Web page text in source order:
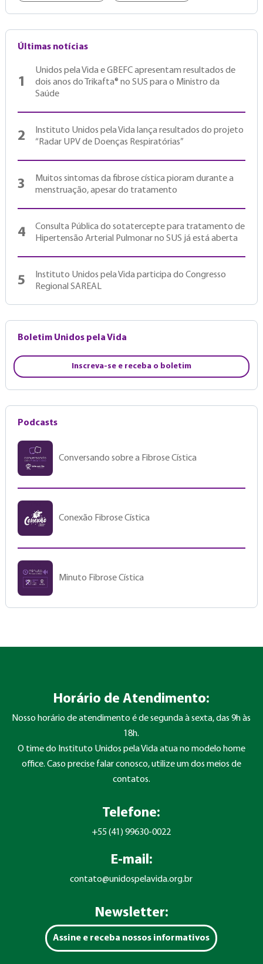
Últimas notícias
1
Unidos pela Vida e GBEFC apresentam resultados de
dois anos do Trikafta® no SUS para o Ministro da
Saúde
2
Instituto Unidos pela Vida lança resultados do projeto
“Radar UPV de Doenças Respiratórias”
3
Muitos sintomas da fibrose cística pioram durante a
menstruação, apesar do tratamento
4
Consulta Pública do sotatercepte para tratamento de
Hipertensão Arterial Pulmonar no SUS já está aberta
5
Instituto Unidos pela Vida participa do Congresso
Regional SAREAL
Boletim Unidos pela Vida
Inscreva-se e receba o boletim
Podcasts
Conversando sobre a Fibrose Cística
Conexão Fibrose Cística
Minuto Fibrose Cística
Horário de Atendimento:
Nosso horário de atendimento é de segunda à sexta, das 9h às
18h.
O time do Instituto Unidos pela Vida atua no modelo home
office. Caso precise falar conosco, utilize um dos meios de
contatos.
Telefone:
+55 (41) 99630-0022
E-mail:
contato@unidospelavida.org.br
Newsletter:
Assine e receba nossos informativos